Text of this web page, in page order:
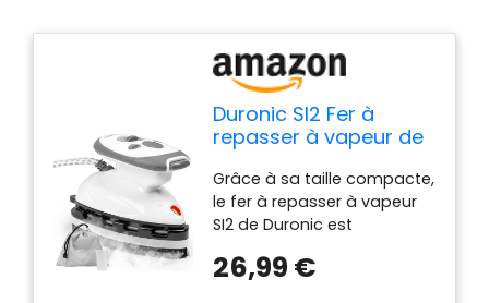
Duronic SI2 Fer à
repasser à vapeur de
et compact 762 g |
Semelle antiadhésive |
Réservoir de 50 ml |
Avec brosse et
pochette de transport
Grâce à sa taille compacte,
le fer à repasser à vapeur
SI2 de Duronic est
voyageur / « frequent flyer
26,99 €